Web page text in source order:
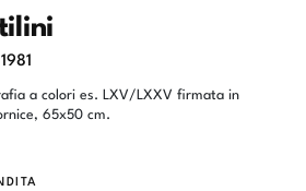
a colori es. LXV/LXXV firmata in
65x50 cm.